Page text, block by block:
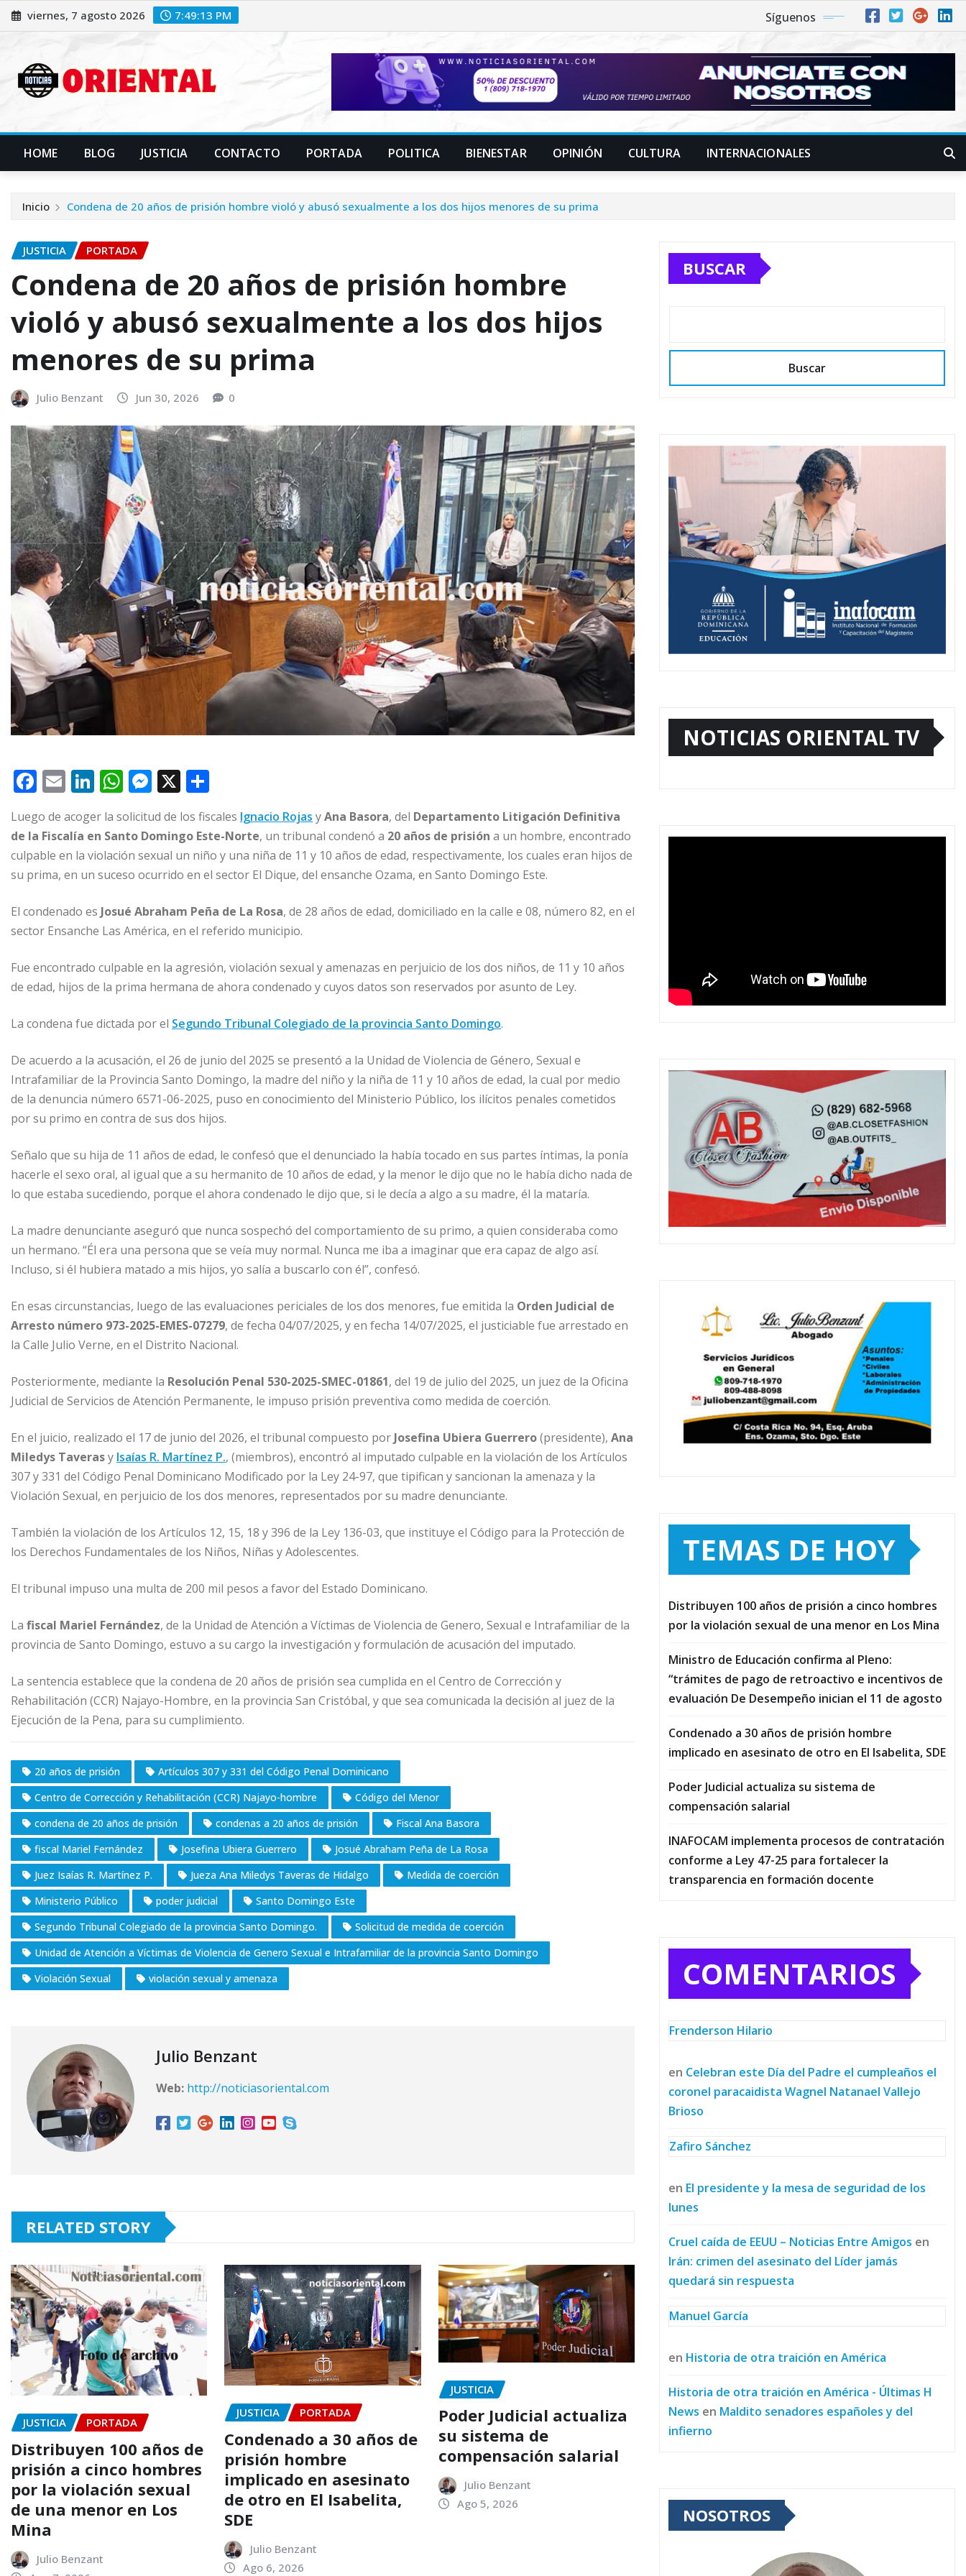
Saltar
al
viernes, 7 agosto 2026 7:49:15 PM Síguenos
HOME BLOG JUSTICIA CONTACTO PORTADA POLITICA BIENESTAR OPINIÓN CULTURA INTERNACIONALES
Inicio Condena de 20 años de prisión hombre violó y abusó sexualmente a los dos hijos menores de su prima
JUSTICIA PORTADA
Condena de 20 años de prisión hombre
violó y abusó sexualmente a los dos hijos
menores de su prima
Julio Benzant Jun 30, 2026 0
F
c
e
b
o
k
E
ai
l
Li
k
e
dI
W
at
s
A
p
M
ss
e
n
e
r
X
m
p
ar
r
Luego de acoger la solicitud de los fiscales Ignacio Rojas yAna Basora, del Departamento Litigación Definitiva
de la Fiscalía en Santo Domingo Este-Norte, un tribunal condenó a 20 años de prisión a un hombre, encontrado
culpable en la violación sexual un niño y una niña de 11 y 10 años de edad, respectivamente, los cuales eran hijos de
su prima, en un suceso ocurrido en el sector El Dique, del ensanche Ozama, en Santo Domingo Este.
El condenado es Josué Abraham Peña de La Rosa, de 28 años de edad, domiciliado en la calle e 08, número 82, en el
sector Ensanche Las América, en el referido municipio.
Fue encontrado culpable en la agresión, violación sexual y amenazas en perjuicio de los dos niños, de 11 y 10 años
de edad, hijos de la prima hermana de ahora condenado y cuyos datos son reservados por asunto de Ley.
La condena fue dictada por el Segundo Tribunal Colegiado de la provincia Santo Domingo.
De acuerdo a la acusación, el 26 de junio del 2025 se presentó a la Unidad de Violencia de Género, Sexual e
Intrafamiliar de la Provincia Santo Domingo, la madre del niño y la niña de 11 y 10 años de edad, la cual por medio
de la denuncia número 6571-06-2025, puso en conocimiento del Ministerio Público, los ilícitos penales cometidos
por su primo en contra de sus dos hijos.
Señalo que su hija de 11 años de edad, le confesó que el denunciado la había tocado en sus partes íntimas, la ponía
hacerle el sexo oral, al igual que a su hermanito de 10 años de edad, y la menor le dijo que no le había dicho nada de
lo que estaba sucediendo, porque el ahora condenado le dijo que, si le decía a algo a su madre, él la mataría.
La madre denunciante aseguró que nunca sospechó del comportamiento de su primo, a quien consideraba como
un hermano. “Él era una persona que se veía muy normal. Nunca me iba a imaginar que era capaz de algo así.
Incluso, si él hubiera matado a mis hijos, yo salía a buscarlo con él”, confesó.
En esas circunstancias, luego de las evaluaciones periciales de los dos menores, fue emitida la Orden Judicial de
Arresto número 973-2025-EMES-07279, de fecha 04/07/2025, y en fecha 14/07/2025, el justiciable fue arrestado en
la Calle Julio Verne, en el Distrito Nacional.
Posteriormente, mediante la Resolución Penal 530-2025-SMEC-01861, del 19 de julio del 2025, un juez de la Oficina
Judicial de Servicios de Atención Permanente, le impuso prisión preventiva como medida de coerción.
En el juicio, realizado el 17 de junio del 2026, el tribunal compuesto por Josefina Ubiera Guerrero(presidente), Ana
Miledys Taverasy Isaías R. Martínez P., (miembros), encontró al imputado culpable en la violación de los Artículos
307 y 331 del Código Penal Dominicano Modificado por la Ley 24-97, que tipifican y sancionan la amenaza y la
Violación Sexual, en perjuicio de los dos menores, representados por su madre denunciante.
También la violación de los Artículos 12, 15, 18 y 396 de la Ley 136-03, que instituye el Código para la Protección de
los Derechos Fundamentales de los Niños, Niñas y Adolescentes.
El tribunal impuso una multa de 200 mil pesos a favor del Estado Dominicano.
La fiscal Mariel Fernández, de la Unidad de Atención a Víctimas de Violencia de Genero, Sexual e Intrafamiliar de la
provincia de Santo Domingo, estuvo a su cargo la investigación y formulación de acusación del imputado.
La sentencia establece que la condena de 20 años de prisión sea cumplida en el Centro de Corrección y
Rehabilitación (CCR) Najayo-Hombre, en la provincia San Cristóbal, y que sea comunicada la decisión al juez de la
Ejecución de la Pena, para su cumplimiento.
20 años de prisión
Artículos 307 y 331 del Código Penal Dominicano
Centro de Corrección y Rehabilitación (CCR) Najayo-hombre
Código del Menor
condena de 20 años de prisión
condenas a 20 años de prisión
Fiscal Ana Basora
fiscal Mariel Fernández
Josefina Ubiera Guerrero
Josué Abraham Peña de La Rosa
Juez Isaías R. Martínez P.
Jueza Ana Miledys Taveras de Hidalgo
Medida de coerción
Ministerio Público
poder judicial
Santo Domingo Este
Segundo Tribunal Colegiado de la provincia Santo Domingo.
Solicitud de medida de coerción
Unidad de Atención a Víctimas de Violencia de Genero Sexual e Intrafamiliar de la provincia Santo Domingo
Violación Sexual
violación sexual y amenaza
Julio Benzant
Web: http://noticiasoriental.com
RELATED STORY
JUSTICIA PORTADA
Distribuyen 100 años de
prisión a cinco hombres
por la violación sexual
de una menor en Los
Mina
Julio Benzant
JUSTICIA PORTADA
Condenado a 30 años de
prisión hombre
implicado en asesinato
de otro en El Isabelita,
SDE
Julio Benzant
Ago 6, 2026
JUSTICIA
Poder Judicial actualiza
su sistema de
compensación salarial
Julio Benzant
Ago 5, 2026
BUSCAR
Buscar
NOTICIAS ORIENTAL TV
TEMAS DE HOY
Distribuyen 100 años de prisión a cinco hombres
por la violación sexual de una menor en Los Mina
Ministro de Educación confirma al Pleno:
“trámites de pago de retroactivo e incentivos de
evaluación De Desempeño inician el 11 de agosto
Condenado a 30 años de prisión hombre
implicado en asesinato de otro en El Isabelita, SDE
Poder Judicial actualiza su sistema de
compensación salarial
INAFOCAM implementa procesos de contratación
conforme a Ley 47-25 para fortalecer la
transparencia en formación docente
COMENTARIOS
Frenderson Hilario
en Celebran este Día del Padre el cumpleaños el
coronel paracaidista Wagnel Natanael Vallejo
Brioso
Zafiro Sánchez
en El presidente y la mesa de seguridad de los
lunes
Cruel caída de EEUU – Noticias Entre Amigos en
Irán: crimen del asesinato del Líder jamás
quedará sin respuesta
Manuel García
en Historia de otra traición en América
Historia de otra traición en América - Últimas H
News en Maldito senadores españoles y del
infierno
NOSOTROS